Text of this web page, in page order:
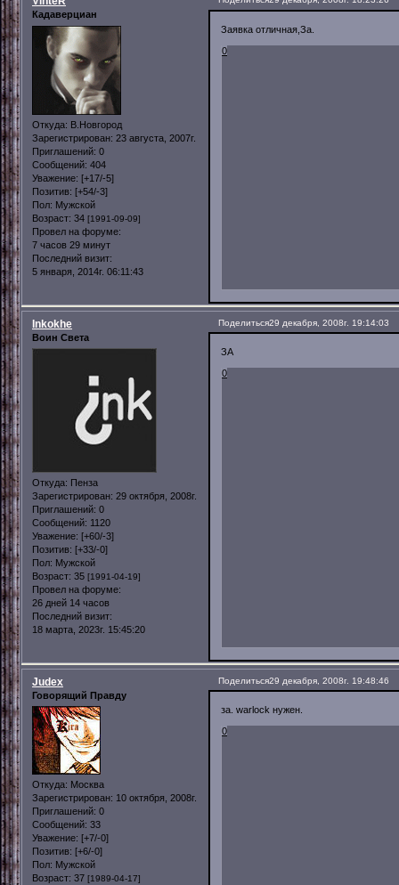
Кадаверциан
Откуда: В.Новгород
Зарегистрирован: 23 августа, 2007г.
Приглашений: 0
Сообщений: 404
Уважение: [+17/-5]
Позитив: [+54/-3]
Пол: Мужской
Возраст: 34 [1991-09-09]
Провел на форуме:
7 часов 29 минут
Последний визит:
5 января, 2014г. 06:11:43
Заявка отличная,За.
0
Поделиться29 декабря, 2008г. 19:14:03
Inkokhe
Воин Света
Откуда: Пенза
Зарегистрирован: 29 октября, 2008г.
Приглашений: 0
Сообщений: 1120
Уважение: [+60/-3]
Позитив: [+33/-0]
Пол: Мужской
Возраст: 35 [1991-04-19]
Провел на форуме:
26 дней 14 часов
Последний визит:
18 марта, 2023г. 15:45:20
ЗА
0
Поделиться29 декабря, 2008г. 19:48:46
Judex
Говорящий Правду
Откуда: Москва
Зарегистрирован: 10 октября, 2008г.
Приглашений: 0
Сообщений: 33
Уважение: [+7/-0]
Позитив: [+6/-0]
Пол: Мужской
Возраст: 37 [1989-04-17]
за. warlock нужен.
0